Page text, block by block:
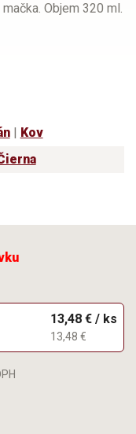
Objem 320 ml.
|
Kov
13,48 € / ks
13,48 €